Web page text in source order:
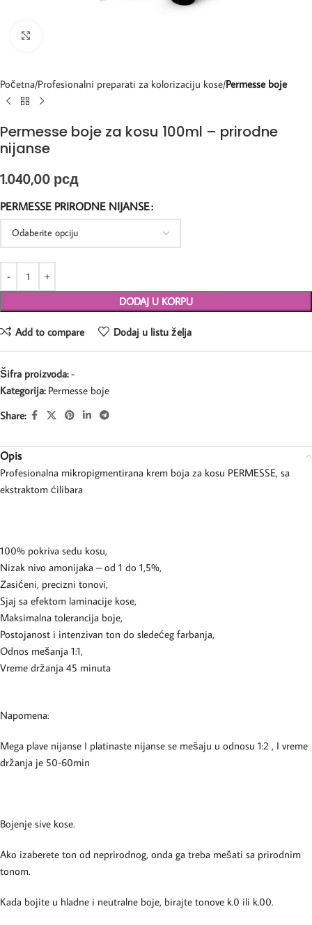
Početna Profesionalni preparati za kolorizaciju kose Permesse boje
Permesse boje za kosu 100ml – prirodne
nijanse
1.040,00 рсд
PERMESSE PRIRODNE NIJANSE
DODAJ U KORPU
Add to compare Dodaj u listu želja
Šifra proizvoda:-
Kategorija: Permesse boje
Share:
Opis
Profesionalna mikropigmentirana krem boja za kosu PERMESSE, sa
ekstraktom ćilibara
100% pokriva sedu kosu,
Nizak nivo amonijaka – od 1 do 1,5%,
Zasićeni, precizni tonovi,
Sjaj sa efektom laminacije kose,
Maksimalna tolerancija boje,
Postojanost i intenzivan ton do sledećeg farbanja,
Odnos mešanja 1:1,
Vreme držanja 45 minuta
Napomena:
Mega plave nijanse I platinaste nijanse se mešaju u odnosu 1:2 , I vreme
držanja je 50-60min
Bojenje sive kose.
Ako izaberete ton od neprirodnog, onda ga treba mešati sa prirodnim
tonom.
Kada bojite u hladne i neutralne boje, birajte tonove k.0 ili k.00.